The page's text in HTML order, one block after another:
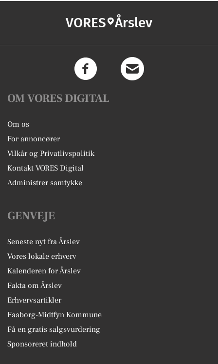
VORES Årslev
OM VORES DIGITAL
Om os
For annoncører
Vilkår og Privatlivspolitik
Kontakt VORES Digital
Administrer samtykke
GENVEJE
Seneste nyt fra Årslev
Vores lokale erhverv
Kalenderen for Årslev
Fakta om Årslev
Erhvervsartikler
Faaborg-Midtfyn Kommune
Få en gratis salgsvurdering
Sponsoreret indhold